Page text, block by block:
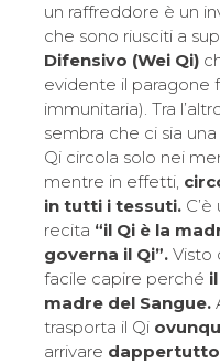
un raffreddore è un
che sono riusciti a
Difensivo (Wei Qi)
evidente il paragone
immunitaria). Tra
sembra che ci sia
Qi circola solo nei
mentre in effetti,
in tutti i tessuti.
recita “il Qi è la
governa il Qi”. Visto
facile capire perché
madre del Sangue.
trasporta il Qi
arrivare dappertutto